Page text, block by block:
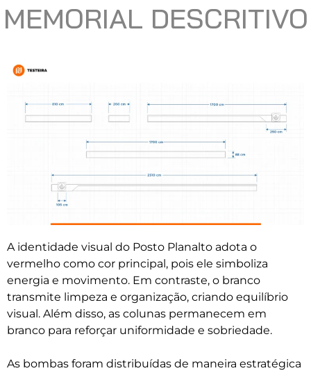
MEMORIAL DESCRITIVO
A identidade visual do Posto Planalto adota o
vermelho como cor principal, pois ele simboliza
energia e movimento. Em contraste, o branco
transmite limpeza e organização, criando equilíbrio
visual. Além disso, as colunas permanecem em
branco para reforçar uniformidade e sobriedade.
As bombas foram distribuídas de maneira estratégica